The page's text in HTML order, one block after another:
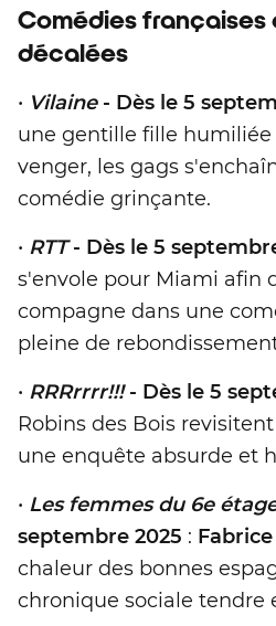
Comédies françaises
décalées
• Vilaine- Dès le 5
une gentille fille humiliée
venger, les gags
comédie grinçante.
• RTT- Dès le 5
s'envole pour Miami afin
compagne dans une
pleine de
• RRRrrrr!!!- Dès le 5
Robins des Bois
une enquête absurde et
• Les femmes du 6e
septembre 2025 :
chaleur des bonnes
chronique sociale tendre